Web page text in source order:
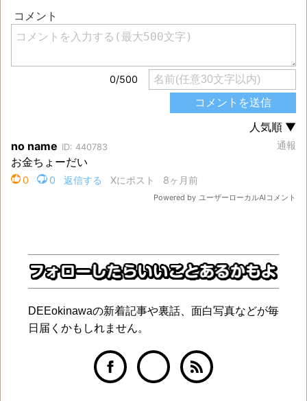
DEEokinawaの新着記事や裏話、面白写真などが毎
日届くかもしれません。